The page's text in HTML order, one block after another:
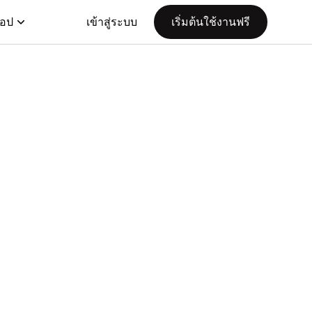
ป เข้าสู่ระบบ เริ่มต้นใช้งานฟรี